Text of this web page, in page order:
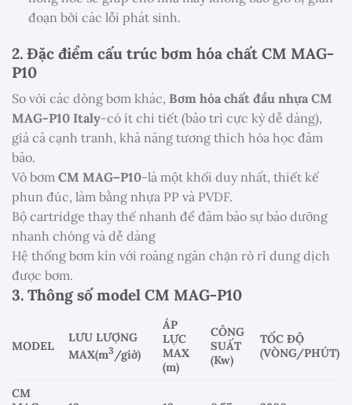
đoạn bởi các lỗi phát sinh.
2. Đặc điểm cấu trúc bơm hóa chất CM MAG-
P10
So với các dòng bơm khác, Bơm hóa chất đầu nhựa CM
MAG-P10 Italy-có ít chi tiết (bảo trì cực kỳ dễ dàng),
giá cả cạnh tranh, khả năng tương thích hóa học đảm
bảo.
Vỏ bơm CM MAG–P10-là một khối duy nhất, thiết kế
phun đúc, làm bằng nhựa PP và PVDF.
Bộ cartridge thay thế nhanh để đảm bảo sự bảo dưỡng
nhanh chóng và dễ dàng
Hệ thống bơm kín với roăng ngăn chặn rò rỉ dung dịch
được bơm.
3. Thông số model CM MAG-P10
MODEL
LƯU LƯỢNG
MAX(m3/giờ)
ÁP
LỰC
MAX
(m)
CÔNG
SUẤT
(Kw)
TỐC ĐỘ
(VÒNG/PHÚT)
CM